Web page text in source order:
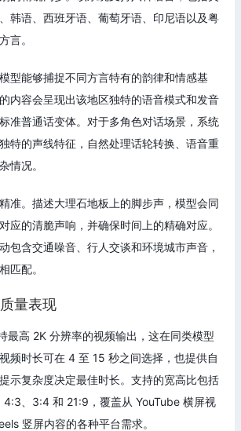
韩语、西班牙语、葡萄牙语、印尼语以及粤
言。
型能够捕捉不同方言特有的韵律和情感基
内容会呈现出该地区独特的语音模式和发音
准普通话变体。对于多角色对话场景，系统
特的声线特征，自然处理话轮转换、语音重
情况。
准。描述大理石地板上的脚步声，模型会同
应的清脆声响，并确保时间上的精确对应。
包含交通噪音、行人交谈和环境城市声音，
匹配。
量表现
最高 2K 分辨率的视频输出，这在同类模型
频时长可在 4 至 15 秒之间选择，也提供自
示复杂度决定最佳时长。支持的宽高比包括
、3:4 和 21:9，覆盖从 YouTube 横屏视
竖屏内容的各种平台需求。